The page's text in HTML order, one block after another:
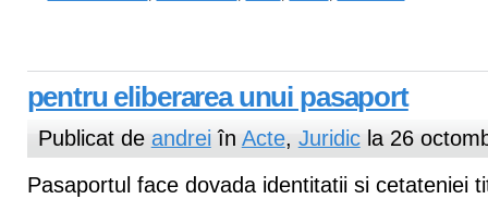
pentru eliberarea unui pasaport
Publicat de andreiîn Acte, Juridicla 26
Pasaportul face dovada identitatii si cetateniei